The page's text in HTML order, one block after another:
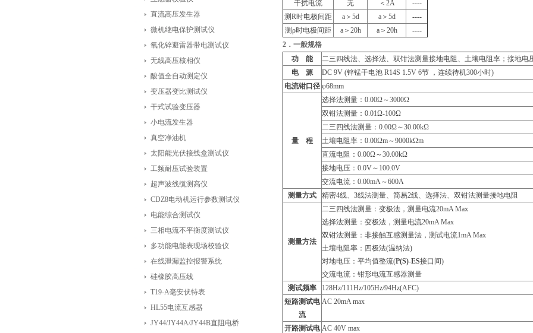
直流高压发生器
微机继电保护测试仪
氧化锌避雷器带电测试仪
无线高压核相仪
酸值全自动测定仪
变压器变比测试仪
干式试验变压器
小电流发生器
真空净油机
太阳能光伏接线盒测试仪
工频耐压试验装置
超声波线缆测高仪
CDZ8电动机运行参数测试仪
电能综合测试仪
三相电流不平衡度测试仪
多功能电能表现场校验仪
在线泄漏监控报警系统
硅橡胶高压线
T19-A毫安伏特表
HL55电流互感器
JY44/JY44A/JY44B直阻电桥
干扰电流
无 ＜2A
----
测R时电极间距
a＞5d a＞5d
----
测ρ时电极间距
a＞20h a＞20h
----
2 ．一般规格
功 能
二三四线法、选择法、双钳法测量接地电阻、土壤电阻率；接地
电 源
DC 9V (锌锰干电池 R14S 1.5V 6节 ，连续待机300小时)
电流钳口径 φ68mm
量 程
选择法测量：0.00Ω～3000Ω
双钳法测量：0.01Ω-100Ω
二三四线法测量：0.00Ω～30.00kΩ
土壤电阻率：0.00Ωm～9000kΩm
直流电阻：0.00Ω～30.00kΩ
接地电压：0.0V～100.0V
交流电流：0.00mA～600A
测量方式
精密4线、3线法测量、简易2线、选择法、双钳法测量接地电阻
测量方法
二三四线法测量：变极法，测量电流20mA Max
选择法测量：变极法，测量电流20mA Max
双钳法测量：非接触互感测量法，测试电流1mA Max
土壤电阻率：四极法(温纳法)
对地电压：平均值整流(P(S)-ES接口间)
交流电流：钳形电流互感器测量
测试频率
128Hz/111Hz/105Hz/94Hz(AFC)
短路测试电
流
AC 20mA max
开路测试电 AC 40V max